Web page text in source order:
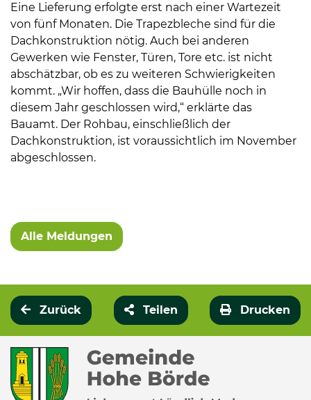
Eine Lieferung erfolgte erst nach einer Wartezeit
von fünf Monaten. Die Trapezbleche sind für die
Dachkonstruktion nötig. Auch bei anderen
Gewerken wie Fenster, Türen, Tore etc. ist nicht
abschätzbar, ob es zu weiteren Schwierigkeiten
kommt. „Wir hoffen, dass die Bauhülle noch in
diesem Jahr geschlossen wird,“ erklärte das
Bauamt. Der Rohbau, einschließlich der
Dachkonstruktion, ist voraussichtlich im November
abgeschlossen.
Alle Meldungen
Zurück Teilen Drucken